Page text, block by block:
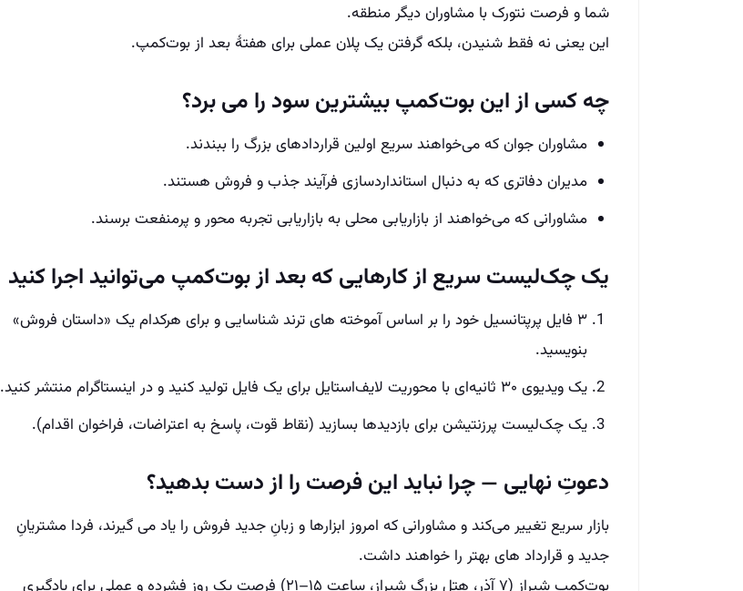
شما و فرصت نتورک با مشاوران دیگر منطقه.
این یعنی نه فقط شنیدن، بلکه گرفتن یک پلان عملی برای هفتهٔ بعد از بوت‌کمپ.
چه کسی از این بوت‌کمپ بیشترین سود را می‌ برد؟
مشاوران جوان که می‌خواهند سریع اولین قراردادهای بزرگ را ببندند.
مدیران دفاتری که به دنبال استانداردسازی فرآیند جذب و فروش هستند.
مشاورانی که می‌خواهند از بازاریابی محلی به بازاریابی تجربه محور و پرمنفعت برسند.
یک چک‌لیست سریع از کارهایی که بعد از بوت‌کمپ می‌توانید اجرا کنید
۳ فایل پرپتانسیل خود را بر اساس آموخته‌ های ترند شناسایی و برای هرکدام یک «داستان فروش»
بنویسید.
یک ویدیوی ۳۰ ثانیه‌ای با محوریت لایف‌استایل برای یک فایل تولید کنید و در اینستاگرام منتشر کنید.
یک چک‌لیست پرزنتیشن برای بازدیدها بسازید (نقاط قوت، پاسخ به اعتراضات، فراخوان اقدام).
دعوتِ نهایی — چرا نباید این فرصت را از دست بدهید؟
بازار سریع تغییر می‌کند و مشاورانی که امروز ابزارها و زبانِ جدید فروش را یاد می‌ گیرند، فردا مشتریانِ
جدید و قرارداد های بهتر را خواهند داشت.
بوت‌کمپ شیراز (۷ آذر، هتل بزرگ شیراز، ساعت ۱۵–۲۱) فرصتِ یک روزِ فشرده و عملی برای یادگیریِ